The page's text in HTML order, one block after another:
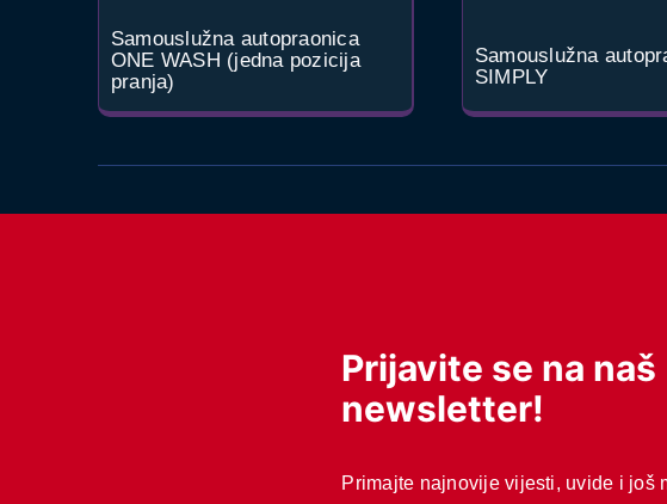
Samouslužna autopraonica
ONE WASH (jedna pozicija
pranja)
Samouslužna
SIMPLY
Prijavite se na naš
newsletter!
Primajte najnovije vijesti, uvide i još